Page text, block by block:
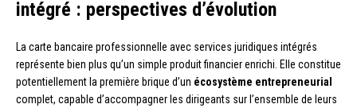
intégré : perspectives d’évolution
La carte bancaire professionnelle avec services juridiques intégrés
représente bien plus qu’un simple produit financier enrichi. Elle constitue
potentiellement la première brique d’un écosystème entrepreneurial
complet, capable d’accompagner les dirigeants sur l’ensemble de leurs